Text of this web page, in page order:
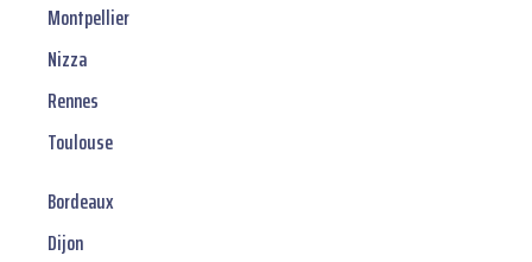
Montpellier
Nizza
Rennes
Toulouse
Bordeaux
Dijon